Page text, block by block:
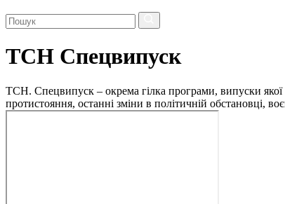
ТСН Спецвипуск
ТСН. Спецвипуск – окрема гілка програми, випуски
протистояння, останні зміни в політичній обстановці,